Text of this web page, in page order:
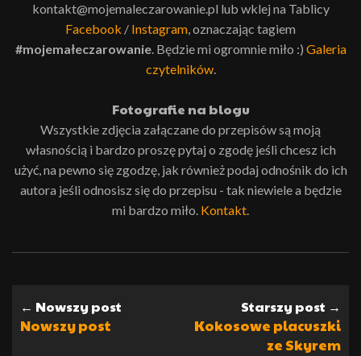
kontakt@mojemaleczarowanie.pl lub wklej na Tablicy
Facebook / Instagram, oznaczając tagiem
#mojemałeczarowanie. Będzie mi ogromnie miło :) Galeria
czytelników.
Fotografie na blogu
Wszystkie zdjęcia załączane do przepisów są moją
własnością i bardzo proszę pytaj o zgodę jeśli chcesz ich
użyć, na pewno się zgodzę, jak również podaj odnośnik do ich
autora jeśli odnosisz się do przepisu - tak niewiele a będzie
mi bardzo miło. Kontakt.
← Nowszy post
Nowszy post
Starszy post →
Kokosowe placuszki
ze Skyrem